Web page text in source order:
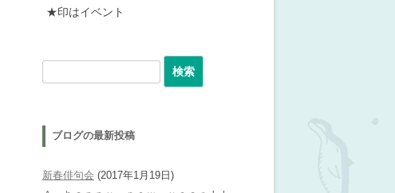
★印はイベント
検索:
ブログの最新投稿
新春俳句会 (2017年1月19日)